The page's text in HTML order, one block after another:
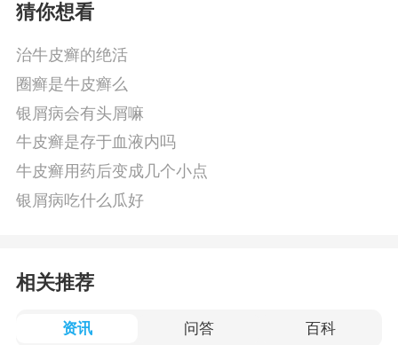
猜你想看
治牛皮癣的绝活
圈癣是牛皮癣么
银屑病会有头屑嘛
牛皮癣是存于血液内吗
牛皮癣用药后变成几个小点
银屑病吃什么瓜好
相关推荐
资讯 问答 百科